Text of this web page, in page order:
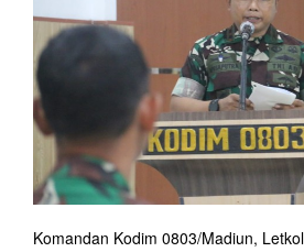
Komandan Kodim 0803/Madiun,